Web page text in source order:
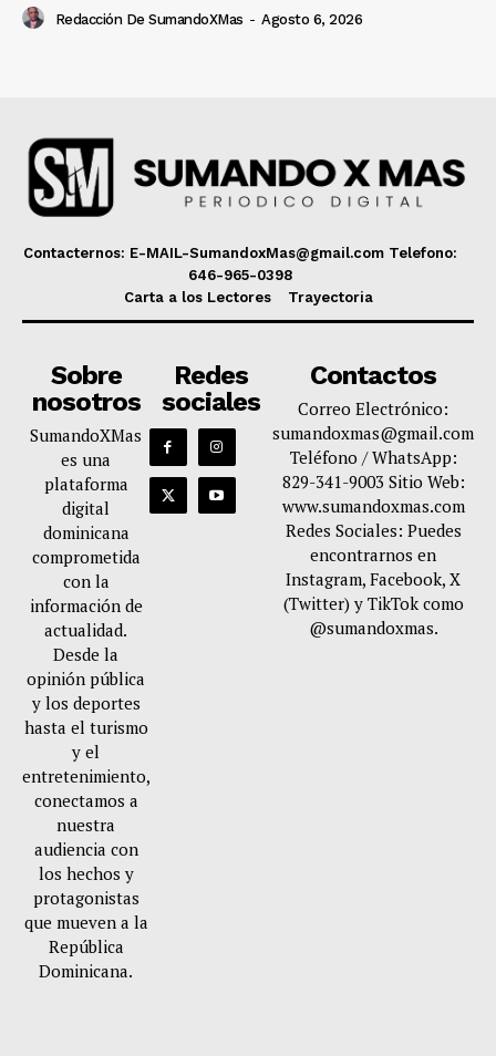
Redacción De SumandoXMas - Agosto 6, 2026
Contacternos: E-MAIL-SumandoxMas@gmail.com Telefono:
646-965-0398
Carta a los Lectores
Trayectoria
Sobre
nosotros
SumandoXMas
es una
plataforma
digital
dominicana
comprometida
con la
información de
actualidad.
Desde la
opinión pública
y los deportes
hasta el turismo
y el
entretenimiento,
conectamos a
nuestra
audiencia con
los hechos y
protagonistas
que mueven a la
República
Dominicana.
Redes
sociales
Contactos
Correo Electrónico:
sumandoxmas@gmail.com
Teléfono / WhatsApp:
829-341-9003 Sitio Web:
www.sumandoxmas.com
Redes Sociales: Puedes
encontrarnos en
Instagram, Facebook, X
(Twitter) y TikTok como
@sumandoxmas.